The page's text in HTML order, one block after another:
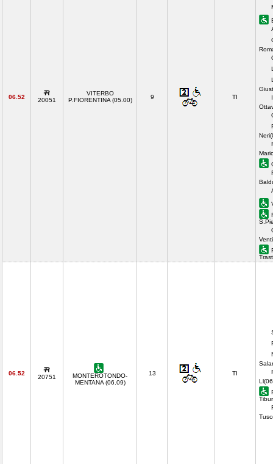
06.52 20051
VITERBO
P.FIORENTINA (05.00)
9 TI
06.52
20751
MONTEROTONDO-
MENTANA (06.09)
13 TI